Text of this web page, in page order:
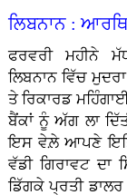
ਲਿਬਨਾਨ :
ਫਰਵਰੀ ਮਹੀਨੇ
ਲਿਬਨਾਨ ਵਿੱਚ
ਤੇ ਰਿਕਾਰਡ
ਬੈਂਕਾਂ ਨੂੰ ਅੱਗ ਲਾ
ਇਸ ਵੇਲ਼ੇ ਆਪਣੇ
ਵੱਡੀ ਗਿਰਾਵਟ ਦਾ
ਡਿੱਗਕੇ ਪ੍ਰਤੀ